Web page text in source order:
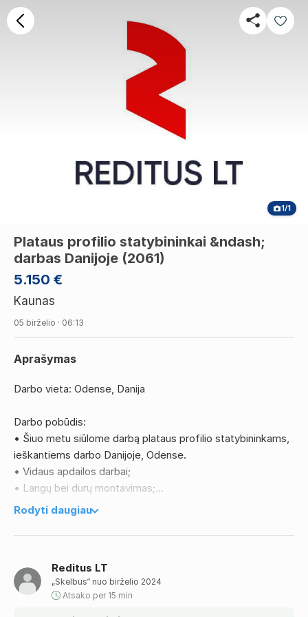
1/1
5.150 €
Plataus profilio statybininkai &ndash;
darbas Danijoje (2061)
Kaunas
05 birželio · 06:13
Reditus LT
„Skelbus“ nuo birželio 2024
Atsako per 15 min
Aprašymas
Darbo vieta: Odense, Danija
Darbo pobūdis:
• Šiuo metu siūlome darbą plataus profilio statybininkams,
ieškantiems darbo Danijoje, Odense.
• Vidaus apdailos darbai;
• Langų bei durų montavimas;
• Glaistymas, dažymas, gipso pertvarų montavimas;
• Galimybė pradėti dirbti kuo greičiau;
• Panašaus darbo patirtis – 2 metai;
• Gebėjimas kalbėti anglų kalba;
Rodyti daugiau